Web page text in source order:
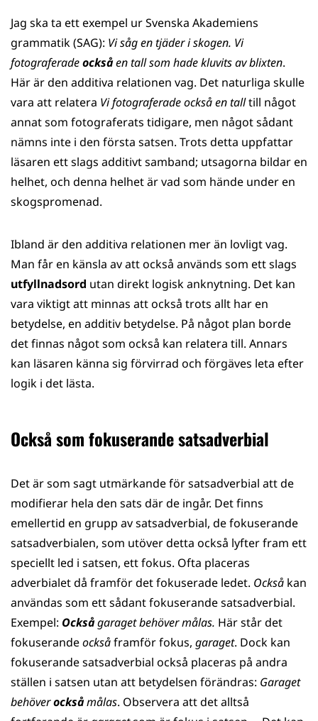
Jag ska ta ett exempel ur Svenska Akademiens
grammatik (SAG): Vi såg en tjäder i skogen. Vi
fotograferadeocksåen tall som hade kluvits av blixten.
Här är den additiva relationen vag. Det naturliga skulle
vara att relatera Vi fotograferade också en talltill något
annat som fotograferats tidigare, men något sådant
nämns inte i den första satsen. Trots detta uppfattar
läsaren ett slags additivt samband; utsagorna bildar en
helhet, och denna helhet är vad som hände under en
skogspromenad.
Ibland är den additiva relationen mer än lovligt vag.
Man får en känsla av att också används som ett slags
utfyllnadsord utan direkt logisk anknytning. Det kan
vara viktigt att minnas att också trots allt har en
betydelse, en additiv betydelse. På något plan borde
det finnas något som också kan relatera till. Annars
kan läsaren känna sig förvirrad och förgäves leta efter
logik i det lästa.
Också som fokuserande satsadverbial
Det är som sagt utmärkande för satsadverbial att de
modifierar hela den sats där de ingår. Det finns
emellertid en grupp av satsadverbial, de fokuserande
satsadverbialen, som utöver detta också lyfter fram ett
speciellt led i satsen, ett fokus. Ofta placeras
adverbialet då framför det fokuserade ledet. Också kan
användas som ett sådant fokuserande satsadverbial.
Exempel: Ocksågaraget behöver målas. Här står det
fokuserandeocksåframför fokus, garaget. Dock kan
fokuserande satsadverbial också placeras på andra
ställen i satsen utan att betydelsen förändras: Garaget
behöverocksåmålas. Observera att det alltså